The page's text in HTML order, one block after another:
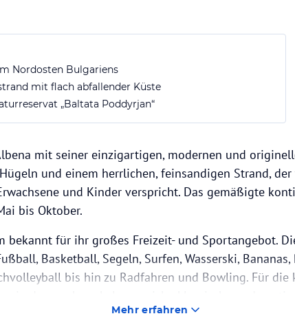
Nordosten Bulgariens
mit flach abfallender Küste
„Baltata Poddyrjan“
mit seiner einzigartigen, modernen und
und einem herrlichen, feinsandigen Strand,
und Kinder verspricht. Das gemäßigte
bis Oktober.
bekannt für ihr großes Freizeit- und Sportangebot.
Basketball, Segeln, Surfen, Wasserski, Bananas,
bis hin zu Radfahren und Bowling. Für die
werden. Die wunderschöne Promenade mit
Mehr erfahren